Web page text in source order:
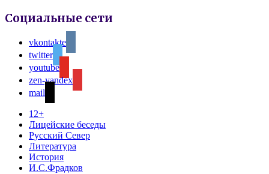
Социальные сети
vkontakte
twitter
youtube
zen-yandex
mail
12+
Лицейские беседы
Русский Север
Литература
История
И.С.Фрадков